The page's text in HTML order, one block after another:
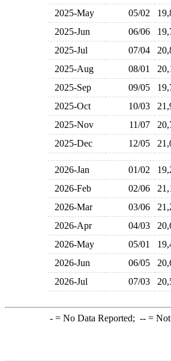
2025-May
05/02
2025-Jun
06/06
2025-Jul
07/04
2025-Aug
08/01
2025-Sep
09/05
2025-Oct
10/03
2025-Nov
11/07
2025-Dec
12/05
2026-Jan 01/02
2026-Feb
02/06
2026-Mar
03/06
2026-Apr
04/03
2026-May
05/01
2026-Jun
06/05
2026-Jul
07/03
-= No Data Reported; --= Not